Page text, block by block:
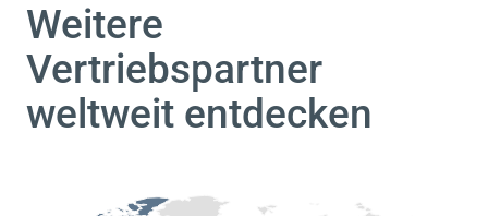
Weitere
Vertriebspartner
weltweit entdecken